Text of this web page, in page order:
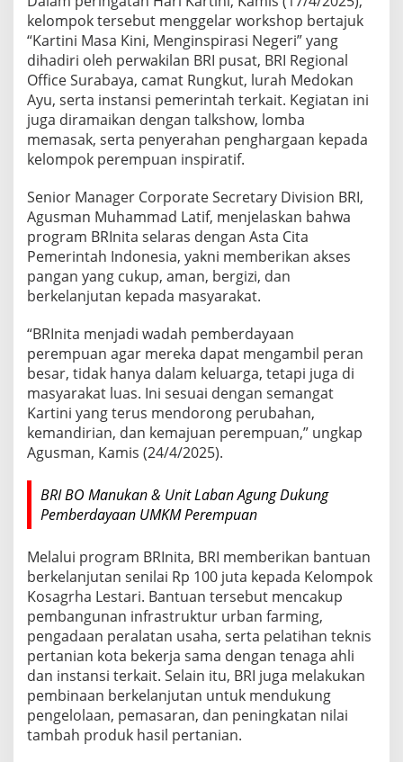
kelompok tersebut menggelar workshop bertajuk
“Kartini Masa Kini, Menginspirasi Negeri” yang
dihadiri oleh perwakilan BRI pusat, BRI Regional
Office Surabaya, camat Rungkut, lurah Medokan
Ayu, serta instansi pemerintah terkait. Kegiatan ini
juga diramaikan dengan talkshow, lomba
memasak, serta penyerahan penghargaan kepada
kelompok perempuan inspiratif.
Senior Manager Corporate Secretary Division BRI,
Agusman Muhammad Latif, menjelaskan bahwa
program BRInita selaras dengan Asta Cita
Pemerintah Indonesia, yakni memberikan akses
pangan yang cukup, aman, bergizi, dan
berkelanjutan kepada masyarakat.
“BRInita menjadi wadah pemberdayaan
perempuan agar mereka dapat mengambil peran
besar, tidak hanya dalam keluarga, tetapi juga di
masyarakat luas. Ini sesuai dengan semangat
Kartini yang terus mendorong perubahan,
kemandirian, dan kemajuan perempuan,” ungkap
Agusman, Kamis (24/4/2025).
BRI BO Manukan & Unit Laban Agung Dukung
Pemberdayaan UMKM Perempuan
Melalui program BRInita, BRI memberikan bantuan
berkelanjutan senilai Rp 100 juta kepada Kelompok
Kosagrha Lestari. Bantuan tersebut mencakup
pembangunan infrastruktur urban farming,
pengadaan peralatan usaha, serta pelatihan teknis
pertanian kota bekerja sama dengan tenaga ahli
dan instansi terkait. Selain itu, BRI juga melakukan
pembinaan berkelanjutan untuk mendukung
pengelolaan, pemasaran, dan peningkatan nilai
tambah produk hasil pertanian.